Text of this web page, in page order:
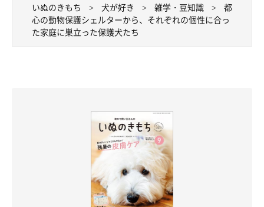
いぬのきもち 犬が好き 雑学・豆知識
都
心の動物保護シェルターから、それぞれの個性に合っ
た家庭に巣立った保護犬たち